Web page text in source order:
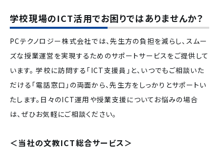
学校現場のICT活用でお困りではありませんか？
PCテクノロジー株式会社では、先生方の負担を減らし、スムー
ズな授業運営を実現するためのサポートサービスをご提供して
います。 学校に訪問する「ICT支援員」と、いつでもご相談いた
だける「電話窓口」の両面から、先生方をしっかりとサポートい
たします。日々のICT運用や授業支援についてお悩みの場合
は、ぜひお気軽にご相談ください。
＜当社の文教ICT総合サービス＞